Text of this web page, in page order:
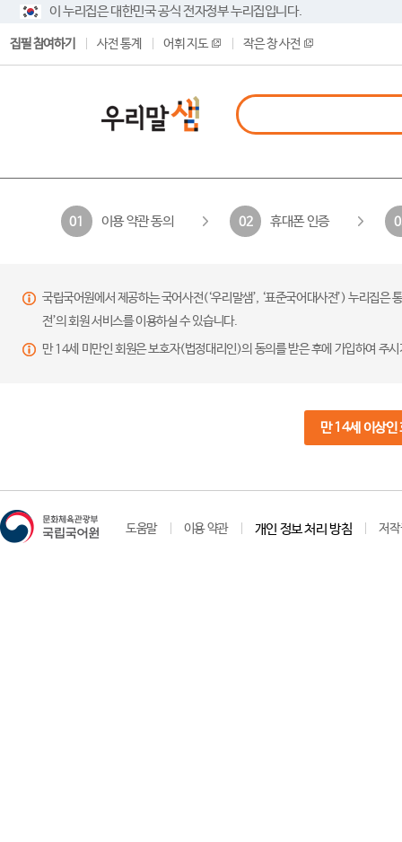
이 누리집은 대한민국 공식 전자정부 누리집입니다.
집필 참여하기 사전 통계 어휘 지도 작은 창 사전
01 이용 약관 동의 02 휴대폰 인증
국립국어원에서 제공하는 국어사전(‘우리말샘’, ‘표준국어대사전’) 누리집
전’의 회원 서비스를 이용하실 수 있습니다.
만 14세 미만인 회원은 보호자(법정대리인)의 동의를 받은 후에 가입하여 주
만 14세 이상인
도움말 이용 약관 개인 정보 처리 방침 저